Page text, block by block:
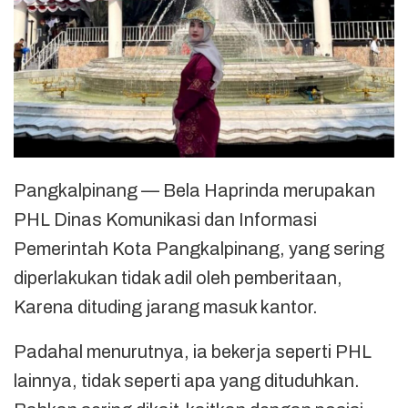
Pangkalpinang — Bela Haprinda merupakan
PHL Dinas Komunikasi dan Informasi
Pemerintah Kota Pangkalpinang, yang sering
diperlakukan tidak adil oleh pemberitaan,
Karena dituding jarang masuk kantor.
Padahal menurutnya, ia bekerja seperti PHL
lainnya, tidak seperti apa yang dituduhkan.